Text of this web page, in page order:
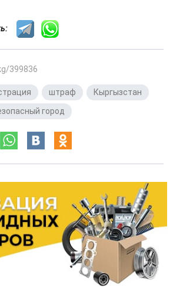
399836
штраф Кыргызстан
город